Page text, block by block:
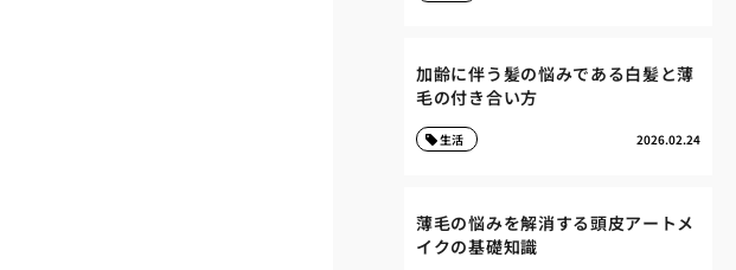
加齢に伴う髪の悩みである白髪と薄
毛の付き合い方
2026.02.24
生活
薄毛の悩みを解消する頭皮アートメ
イクの基礎知識